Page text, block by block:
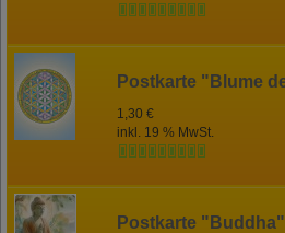
1,30 €
inkl. 19 % MwSt.
Postkarte "Buddha"